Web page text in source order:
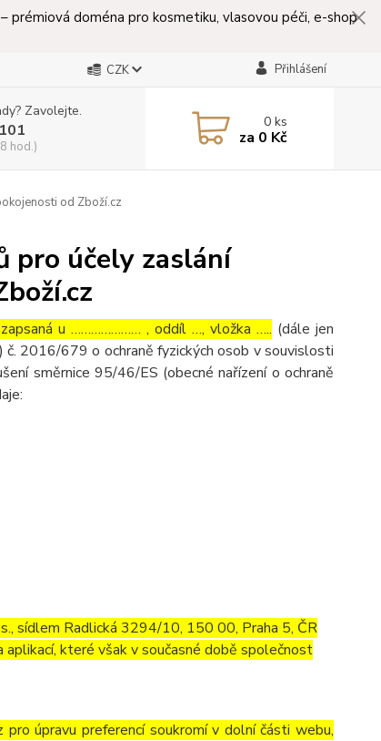
prémiová doména pro kosmetiku, vlasovou péči, e-shop
CZK Přihlášení
Zavolejte.
hod.)
0ks
za 0 Kč
od Zboží.cz
pro účely zaslání
u ………………… , oddíl …, vložka ….. (dále jen
č. 2016/679 o ochraně fyzických osob v souvislosti
směrnice 95/46/ES (obecné nařízení o ochraně
sídlem Radlická 3294/10, 150 00, Praha 5, ČR
které však v současné době společnost
pro úpravu preferencí soukromí v dolní části webu,